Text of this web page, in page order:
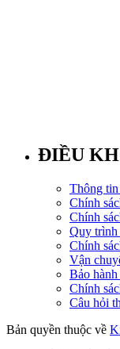
ĐIỀU
Thông
Chính
Chính
Quy trình
Chính
Vận
Bảo
Chính
Câu hỏi
Bản quyền thuộc về